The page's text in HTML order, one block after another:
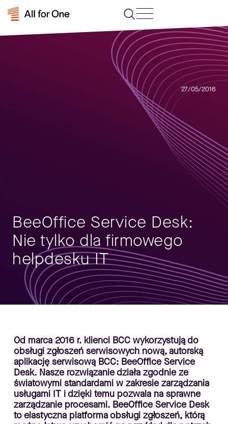
27/05/2016
BeeOffice Service Desk:
Nie tylko dla firmowego
helpdesku IT
Od marca 2016 r. klienci BCC wykorzystują do
obsługi zgłoszeń serwisowych nową, autorską
aplikację serwisową BCC: BeeOffice Service
Desk. Nasze rozwiązanie działa zgodnie ze
światowymi standardami w zakresie zarządzania
usługami IT i dzięki temu pozwala na sprawne
zarządzanie procesami. BeeOffice Service Desk
to elastyczna platforma obsługi zgłoszeń, którą